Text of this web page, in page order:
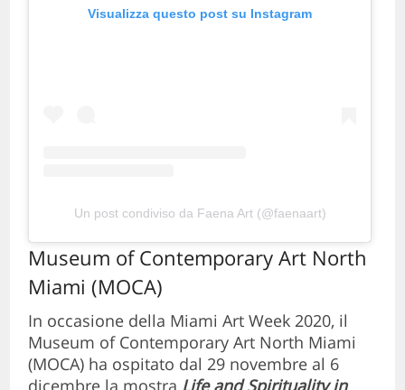
Visualizza questo post su Instagram
Un post condiviso da Faena Art (@faenaart)
Museum of Contemporary Art North
Miami (MOCA)
In occasione della Miami Art Week 2020, il
Museum of Contemporary Art North Miami
(MOCA) ha ospitato dal 29 novembre al 6
dicembre la mostra Life and Spirituality in